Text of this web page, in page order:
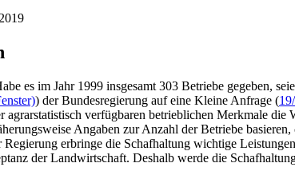
es im Jahr 1999 insgesamt 303 Betriebe gegeben,
) der Bundesregierung auf eine Kleine Anfrage (
verfügbaren betrieblichen Merkmale
Angaben zur Anzahl der Betriebe
erbringe die Schafhaltung wichtige
der Landwirtschaft. Deshalb werde die